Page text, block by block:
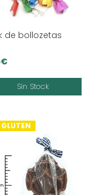
de bollozetas
€
Sin Stock